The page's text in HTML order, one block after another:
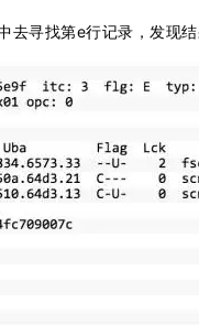
寻找第e行记录，发现结